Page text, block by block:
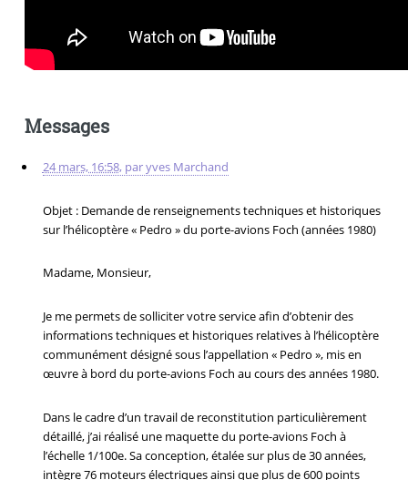
Messages
24 mars, 16:58, paryves Marchand
Objet : Demande de renseignements techniques et historiques
sur l’hélicoptère « Pedro » du porte-avions Foch (années 1980)
Madame, Monsieur,
Je me permets de solliciter votre service afin d’obtenir des
informations techniques et historiques relatives à l’hélicoptère
communément désigné sous l’appellation « Pedro », mis en
œuvre à bord du porte-avions Foch au cours des années 1980.
Dans le cadre d’un travail de reconstitution particulièrement
détaillé, j’ai réalisé une maquette du porte-avions Foch à
l’échelle 1/100e. Sa conception, étalée sur plus de 30 années,
intègre 76 moteurs électriques ainsi que plus de 600 points